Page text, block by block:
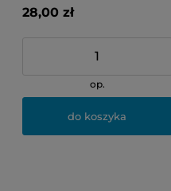
28,00 zł
op.
do koszyka